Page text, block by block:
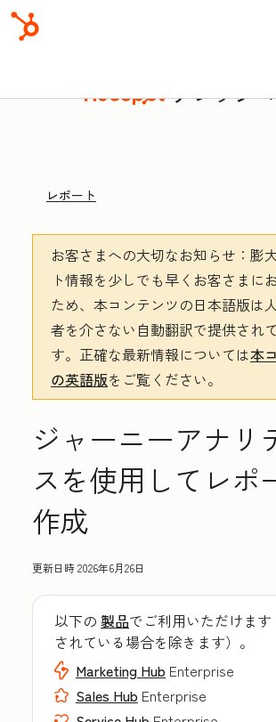
ナレッジ
レポート
お客さまへの大切なお知らせ ：膨
ト情報を少しでも早くお客さまに
ため、本コンテンツの日本語版は
者を介さない自動翻訳で提供され
す。 正確な最新情報については本
の英語版をご覧ください。
ジャーニーアナリ
スを使用してレポ
作成
更新日時2026年6月26日
以下の 製品でご利用いただけま
されている場合を除きます）。
Marketing Hub Enterprise
Sales Hub Enterprise